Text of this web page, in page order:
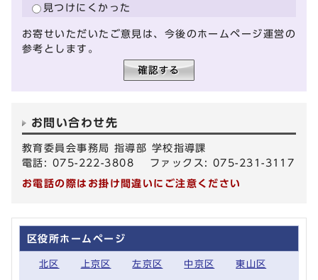
見つけにくかった
お寄せいただいたご意見は、今後のホームページ運営の
参考とします。
お問い合わせ先
教育委員会事務局 指導部 学校指導課
電話: 075-222-3808 ファックス: 075-231-3117
お電話の際はお掛け間違いにご注意ください
区役所ホームページ
北区 上京区 左京区 中京区 東山区